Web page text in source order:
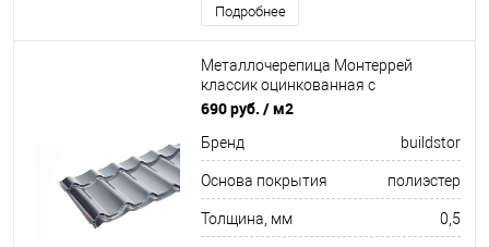
Подробнее
Металлочерепица Монтеррей
классик оцинкованная с
полимерным покрытием
690 руб. / м2
Бренд buildstor
Основа покрытия полиэстер
Толщина, мм 0,5